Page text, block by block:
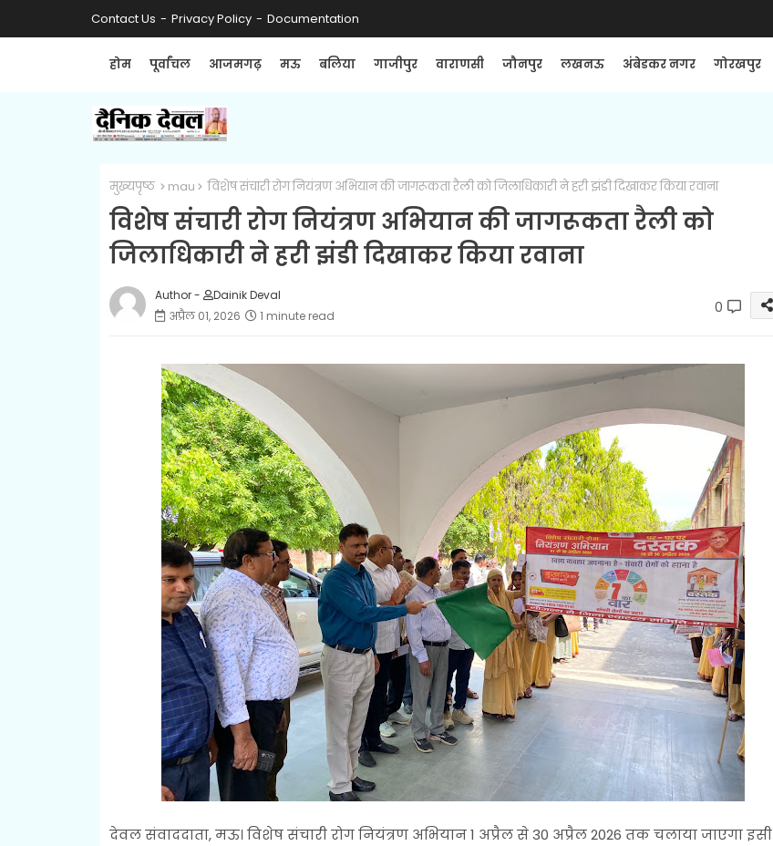
Contact Us Privacy Policy Documentation
होम पूर्वांचल आजमगढ़ मऊ बलिया गाजीपुर वाराणसी जौनपुर लखनऊ अंबेडकर नगर गोरखपुर
मुख्यपृष्ठ mau विशेष संचारी रोग नियंत्रण अभियान की जागरूकता रैली को जिलाधिकारी ने हरी झंडी दिखाकर किया रवाना
विशेष संचारी रोग नियंत्रण अभियान की जागरूकता रैली को
जिलाधिकारी ने हरी झंडी दिखाकर किया रवाना
Author -
Dainik Deval
अप्रैल 01, 2026
1 minute read 0
देवल संवाददाता, मऊ। विशेष संचारी रोग नियंत्रण अभियान 1 अप्रैल से 30 अप्रैल 2026 तक चलाया जाएगा इसी